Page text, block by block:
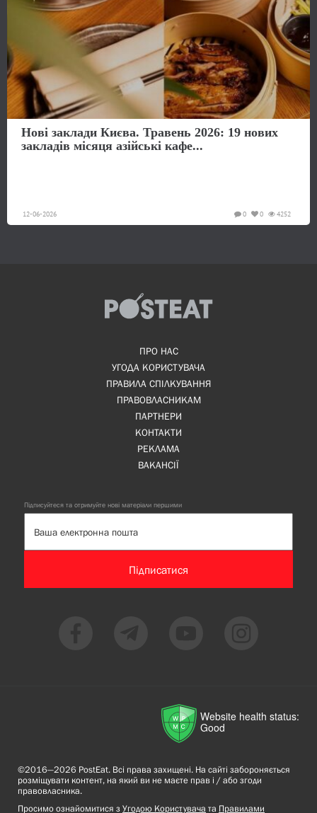
Нові заклади Києва. Травень 2026: 19 нових
закладів місяця азійські кафе...
12-06-2026 4252
0
0
ПРО НАС
УГОДА КОРИСТУВАЧА
ПРАВИЛА СПІЛКУВАННЯ
ПРАВОВЛАСНИКАМ
ПАРТНЕРИ
КОНТАКТИ
РЕКЛАМА
ВАКАНСІЇ
Підписуйтеся та отримуйте нові матеріали першими
Підписатися
Website health status:
Good
©2016—2026 PostEat. Всі права захищені. На сайті забороняється
розміщувати контент, на який ви не маєте прав і / або згоди
правовласника.
Просимо ознайомитися з Угодою Користувача та Правилами